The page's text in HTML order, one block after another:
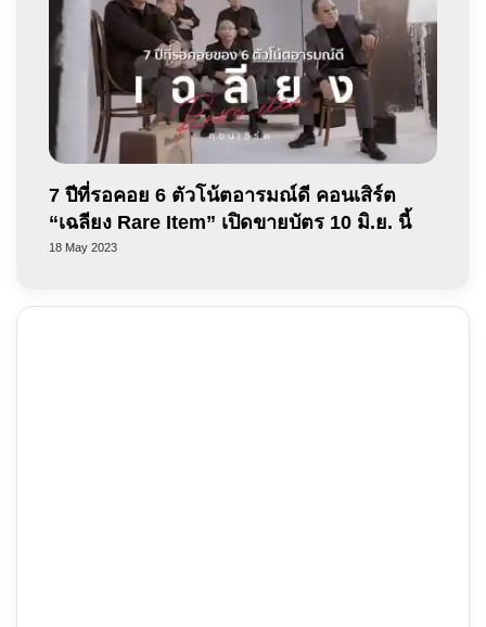
7 ปีที่รอคอย 6 ตัวโน้ตอารมณ์ดี คอนเสิร์ต
“เฉลียง Rare Item” เปิดขายบัตร 10 มิ.ย. นี้
18 May 2023